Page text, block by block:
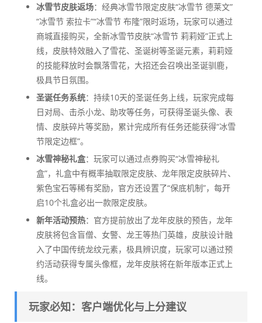
冰雪节皮肤返场：经典冰雪节限定皮肤“冰雪节 德莱文”
“冰雪节 索拉卡”“冰雪节 布隆”限时返场，玩家可以通过
商城直接购买，全新冰雪节皮肤“冰雪节 莉莉娅”正式上
线，皮肤特效融入了雪花、圣诞树等圣诞元素，莉莉娅
的技能释放时会飘落雪花，大招还会召唤出圣诞驯鹿，
极具节日氛围。
圣诞任务系统：持续10天的圣诞任务上线，玩家完成每
日对局、击杀小龙、助攻等任务，可获得圣诞头像、表
情、皮肤碎片等奖励，累计完成所有任务还能获得“冰雪
节限定边框”。
冰雪神秘礼盒：玩家可以通过点券购买“冰雪神秘礼
盒”，礼盒中有概率抽取限定皮肤、龙年限定皮肤碎片、
紫色宝石等稀有奖励，官方还设置了“保底机制”，每开
启10个礼盒必出一款限定皮肤。
新年活动预热：官方提前放出了龙年皮肤的预告，龙年
皮肤将包含盲僧、女警、龙王等热门英雄，皮肤设计融
入了中国传统龙纹元素，极具辨识度，玩家可以通过预
约活动获得专属头像框，龙年皮肤将在新年版本正式上
线。
玩家必知：客户端优化与上分建议